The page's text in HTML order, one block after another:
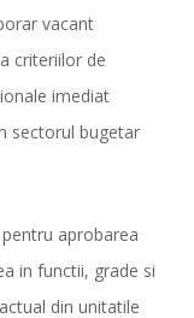
vacant
criteriilor de
imediat
sectorul bugetar
aprobarea
in functii, grade si
din unitatile